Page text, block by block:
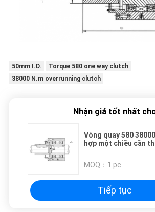
50mm I.D.
Torque 580 one way clutch
38000 N.m overrunning clutch
Nhận giá tốt nhất
Vòng quay 580
hợp một chiều cần
MOQ： 1 pc
Tiếp tục